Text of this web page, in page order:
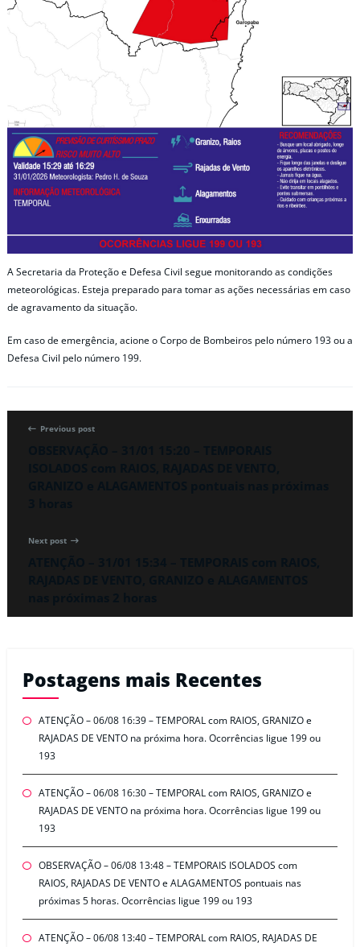
A Secretaria da Proteção e Defesa Civil segue monitorando as condições
meteorológicas. Esteja preparado para tomar as ações necessárias em caso
de agravamento da situação.
Em caso de emergência, acione o Corpo de Bombeiros pelo número 193 ou a
Defesa Civil pelo número 199.
Previous post
Next post
Postagens mais Recentes
ATENÇÃO – 06/08 16:39 – TEMPORAL com RAIOS, GRANIZO e
RAJADAS DE VENTO na próxima hora. Ocorrências ligue 199 ou
193
ATENÇÃO – 06/08 16:30 – TEMPORAL com RAIOS, GRANIZO e
RAJADAS DE VENTO na próxima hora. Ocorrências ligue 199 ou
193
OBSERVAÇÃO – 06/08 13:48 – TEMPORAIS ISOLADOS com
RAIOS, RAJADAS DE VENTO e ALAGAMENTOS pontuais nas
próximas 5 horas. Ocorrências ligue 199 ou 193
ATENÇÃO – 06/08 13:40 – TEMPORAL com RAIOS, RAJADAS DE